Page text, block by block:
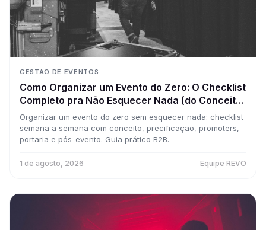
GESTAO DE EVENTOS
Como Organizar um Evento do Zero: O Checklist
Completo pra Não Esquecer Nada (do Conceito
à Portaria)
Organizar um evento do zero sem esquecer nada: checklist
semana a semana com conceito, precificação, promoters,
portaria e pós-evento. Guia prático B2B.
1 de agosto, 2026 Equipe REVO